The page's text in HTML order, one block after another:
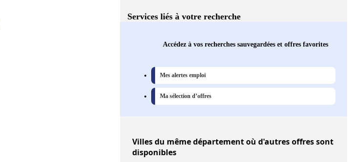
Services liés à votre recherche
Accédez à vos recherches sauvegardées et offres favorites
Mes alertes emploi
Ma sélection d’offres
Villesdu même département où d'autres offres sont
disponibles